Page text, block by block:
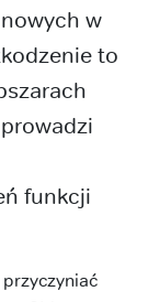
w
to
funkcji